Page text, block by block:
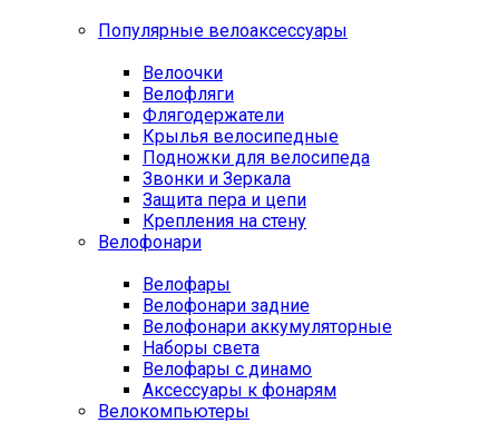
Популярные велоаксессуары
Велоочки
Велофляги
Флягодержатели
Крылья велосипедные
Подножки для велосипеда
Звонки и Зеркала
Защита пера и цепи
Крепления на стену
Велофонари
Велофары
Велофонари задние
Велофонари аккумуляторные
Наборы света
Велофары с динамо
Аксессуары к фонарям
Велокомпьютеры